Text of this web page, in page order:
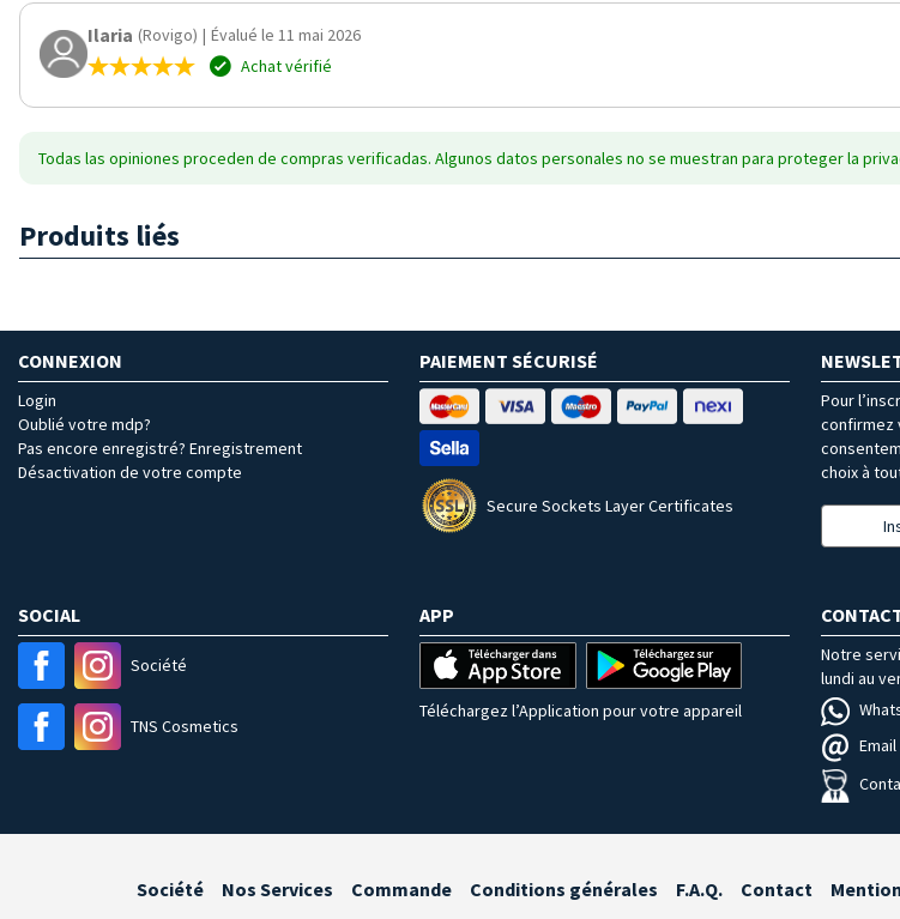
Ilaria (Rovigo) | Évalué le 11 mai 2026
Achat vérifié
Todas las opiniones proceden de compras verificadas. Algunos datos personales no se muestran para proteger la
Produits liés
CONNEXION
Login
Oublié votre mdp?
Pas encore enregistré? Enregistrement
Désactivation de votre compte
PAIEMENT SÉCURISÉ
Secure Sockets Layer Certificates
Pour
confirmez
choix à
SOCIAL
Société
TNS Cosmetics
APP
Téléchargez l’Application pour votre appareil
Notre
lundi au
Société Nos Services Commande Conditions générales F.A.Q. Contact